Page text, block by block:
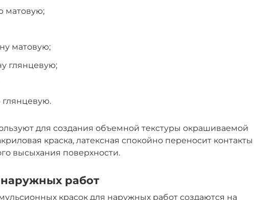
матовую;
матовую;
глянцевую;
глянцевую.
для создания объемной текстуры окрашиваемой
краска, латексная спокойно переносит контакты
высыхания поверхности.
работ
красок для наружных работ создаются на